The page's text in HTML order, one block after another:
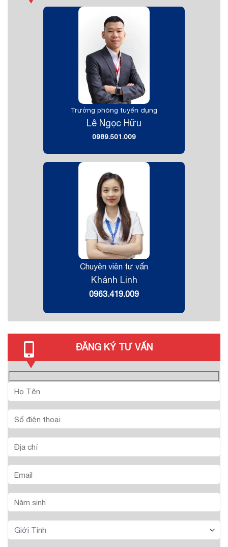
Trưởng phòng tuyển dụng
Lê Ngọc Hữu
0989.501.009
Chuyên viên tư vấn
Khánh Linh
0963.419.009
ĐĂNG KÝ TƯ VẤN